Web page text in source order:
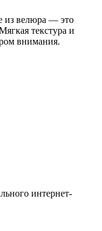
из велюра — это
текстура и
внимания.
интернет-